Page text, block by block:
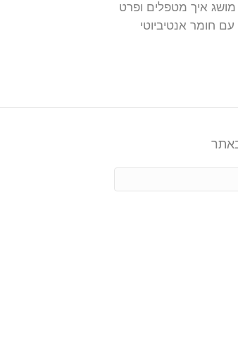
איך מטפלים ופרט
חומר אנטיביוטי